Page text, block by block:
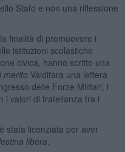
Stato e non una riflessione
finalità di promuovere i
istituzioni scolastiche
civica, hanno scritto una
merito Valditara una lettera
delle Forze Militari, i
i valori di fratellanza tra i
stata licenziata per aver
libera